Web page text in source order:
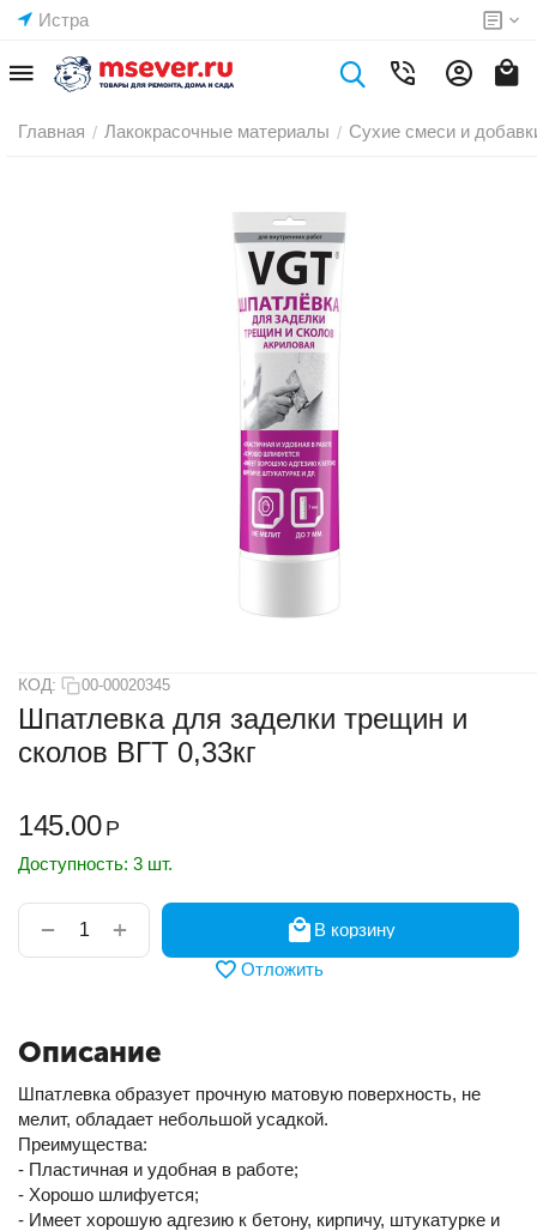
Истра
Главная / Лакокрасочные материалы / Сухие смеси и
КОД: 00-00020345
Шпатлевка для заделки трещин и
сколов ВГТ 0,33кг
145.00 Р
Доступность: 3 шт.
+
−
В корзину
Отложить
Описание
Шпатлевка образует прочную матовую поверхность, не
мелит, обладает небольшой усадкой.
Преимущества:
- Пластичная и удобная в работе;
- Хорошо шлифуется;
- Имеет хорошую адгезию к бетону, кирпичу, штукатурке и